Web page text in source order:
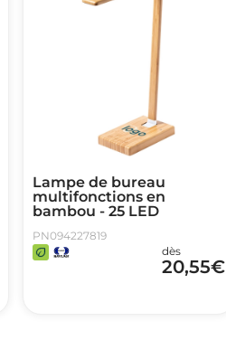
Lampe de bureau
multifonctions en
bambou - 25 LED
PN094227819
dès
20,55€